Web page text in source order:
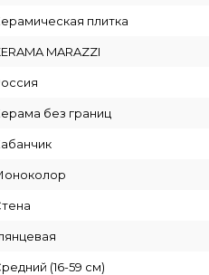
плитка
MARAZZI
без границ
(16-59 см)